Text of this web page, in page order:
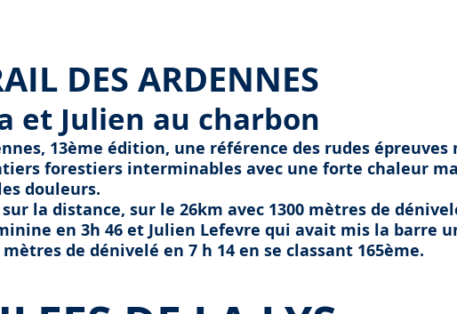
DES ARDENNES
et Julien au charbon
13ème édition, une référence des rudes épreuves
forestiers interminables avec une forte chaleur
douleurs.
la distance, sur le 26km avec 1300 mètres de
en 3h 46 et Julien Lefevre qui avait mis la barre
de dénivelé en 7 h 14 en se classant 165ème.